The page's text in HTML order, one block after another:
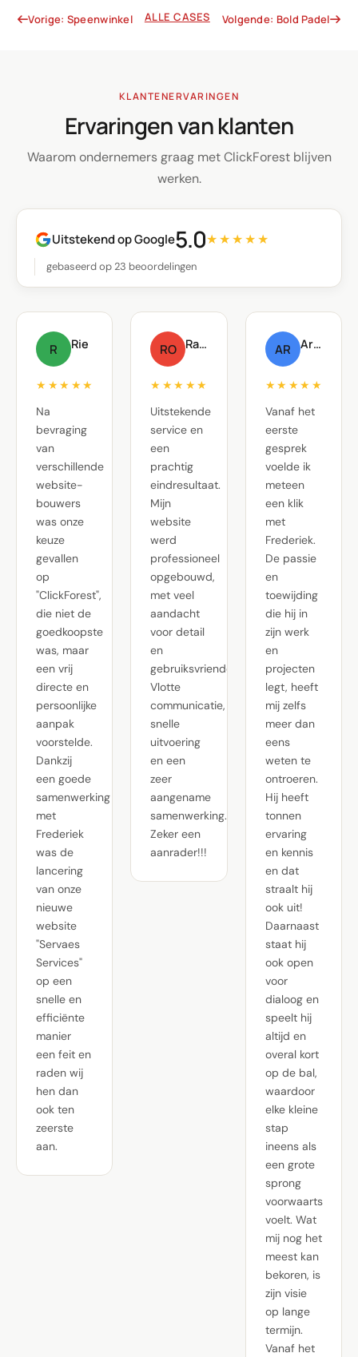
Vorige: Speenwinkel ALLE CASES Volgende: Bold Padel
KLANTENERVARINGEN
Ervaringen van klanten
Waarom ondernemers graag met ClickForest blijven
werken.
Uitstekend op Google5.0★★★★★
gebaseerd op 23 beoordelingen
R Rie
★★★★★
Na
bevraging
van
verschillende
website-
bouwers
was onze
keuze
gevallen
op
"ClickForest",
die niet de
goedkoopste
was, maar
een vrij
directe en
persoonlijke
aanpak
voorstelde.
Dankzij
een goede
samenwerking
met
Frederiek
was de
lancering
van onze
nieuwe
website
"Servaes
Services"
op een
snelle en
efficiënte
manier
een feit en
raden wij
hen dan
ook ten
zeerste
aan.
RO Raf Oste
★★★★★
Uitstekende
service en
een
prachtig
eindresultaat.
Mijn
website
werd
professioneel
opgebouwd,
met veel
aandacht
voor detail
en
gebruiksvriendelijkheid.
Vlotte
communicatie,
snelle
uitvoering
en een
zeer
aangename
samenwerking.
Zeker een
aanrader!!!
AR Arnout Raskin
★★★★★
Vanaf het
eerste
gesprek
voelde ik
meteen
een klik
met
Frederiek.
De passie
en
toewijding
die hij in
zijn werk
en
projecten
legt, heeft
mij zelfs
meer dan
eens
weten te
ontroeren.
Hij heeft
tonnen
ervaring
en kennis
en dat
straalt hij
ook uit!
Daarnaast
staat hij
ook open
voor
dialoog en
speelt hij
altijd en
overal kort
op de bal,
waardoor
elke kleine
stap
ineens als
een grote
sprong
voorwaarts
voelt. Wat
mij nog het
meest kan
bekoren, is
zijn visie
op lange
termijn.
Vanaf het